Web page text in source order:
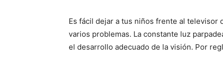
Es fácil dejar a tus niños frente al
varios problemas. La constante luz
el desarrollo adecuado de la visión. Por